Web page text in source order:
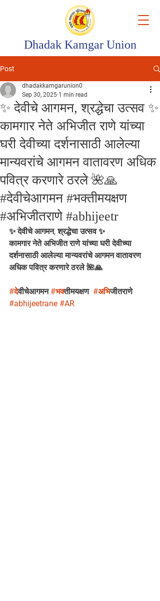
Dhadak Kamgar Union
Post
✨ देवीचे आगमन, श्रद्धेचा उत्सव ✨
कामगार नेते अभिजीत राणे यांच्या
घरी देवीच्या दर्शनासाठी आलेल्या
मान्यवरांचे आगमन वातावरण अधिक
पवित्र करणारे ठरले 🌺🙏
#देवीचेआगमन #भक्तीमयक्षण
#अभिजीतराणे #abhijeetr
dhadakkamgarunion0
Sep 30, 2025 1 min read
✨ देवीचे आगमन, श्रद्धेचा उत्सव ✨
कामगार नेते अभिजीत राणे यांच्या घरी देवीच्या
दर्शनासाठी आलेल्या मान्यवरांचे आगमन वातावरण
अधिक पवित्र करणारे ठरले 🌺🙏
#देवीचेआगमन #भक्तीमयक्षण #अभिजीतराणे
#abhijeetrane #AR